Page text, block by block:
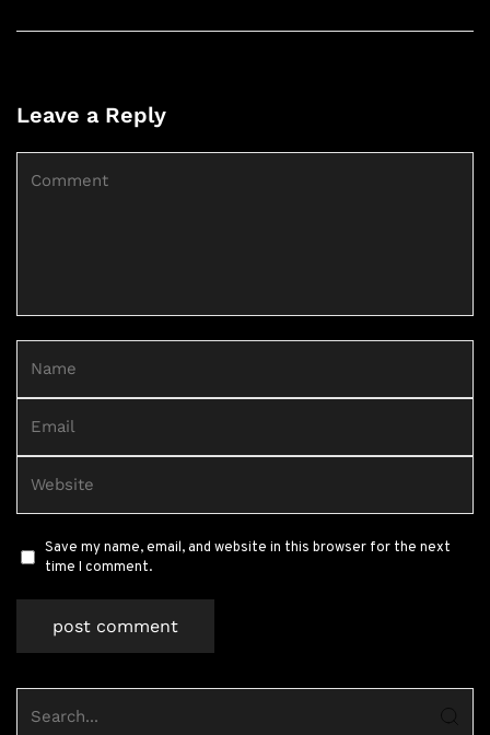
Leave a Reply
Save my name, email, and website in this browser for the next
time I comment.